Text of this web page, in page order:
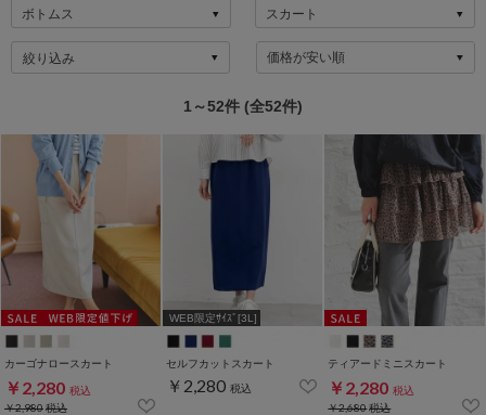
絞り込み
1～52件 (全52件)
カーゴナロースカート
￥2,280 税込
￥2,980税込
WEB限定ｻｲｽﾞ[3L]
セルフカットスカート
￥2,280 税込
ティアードミニスカート
￥2,280 税込
￥2,680税込